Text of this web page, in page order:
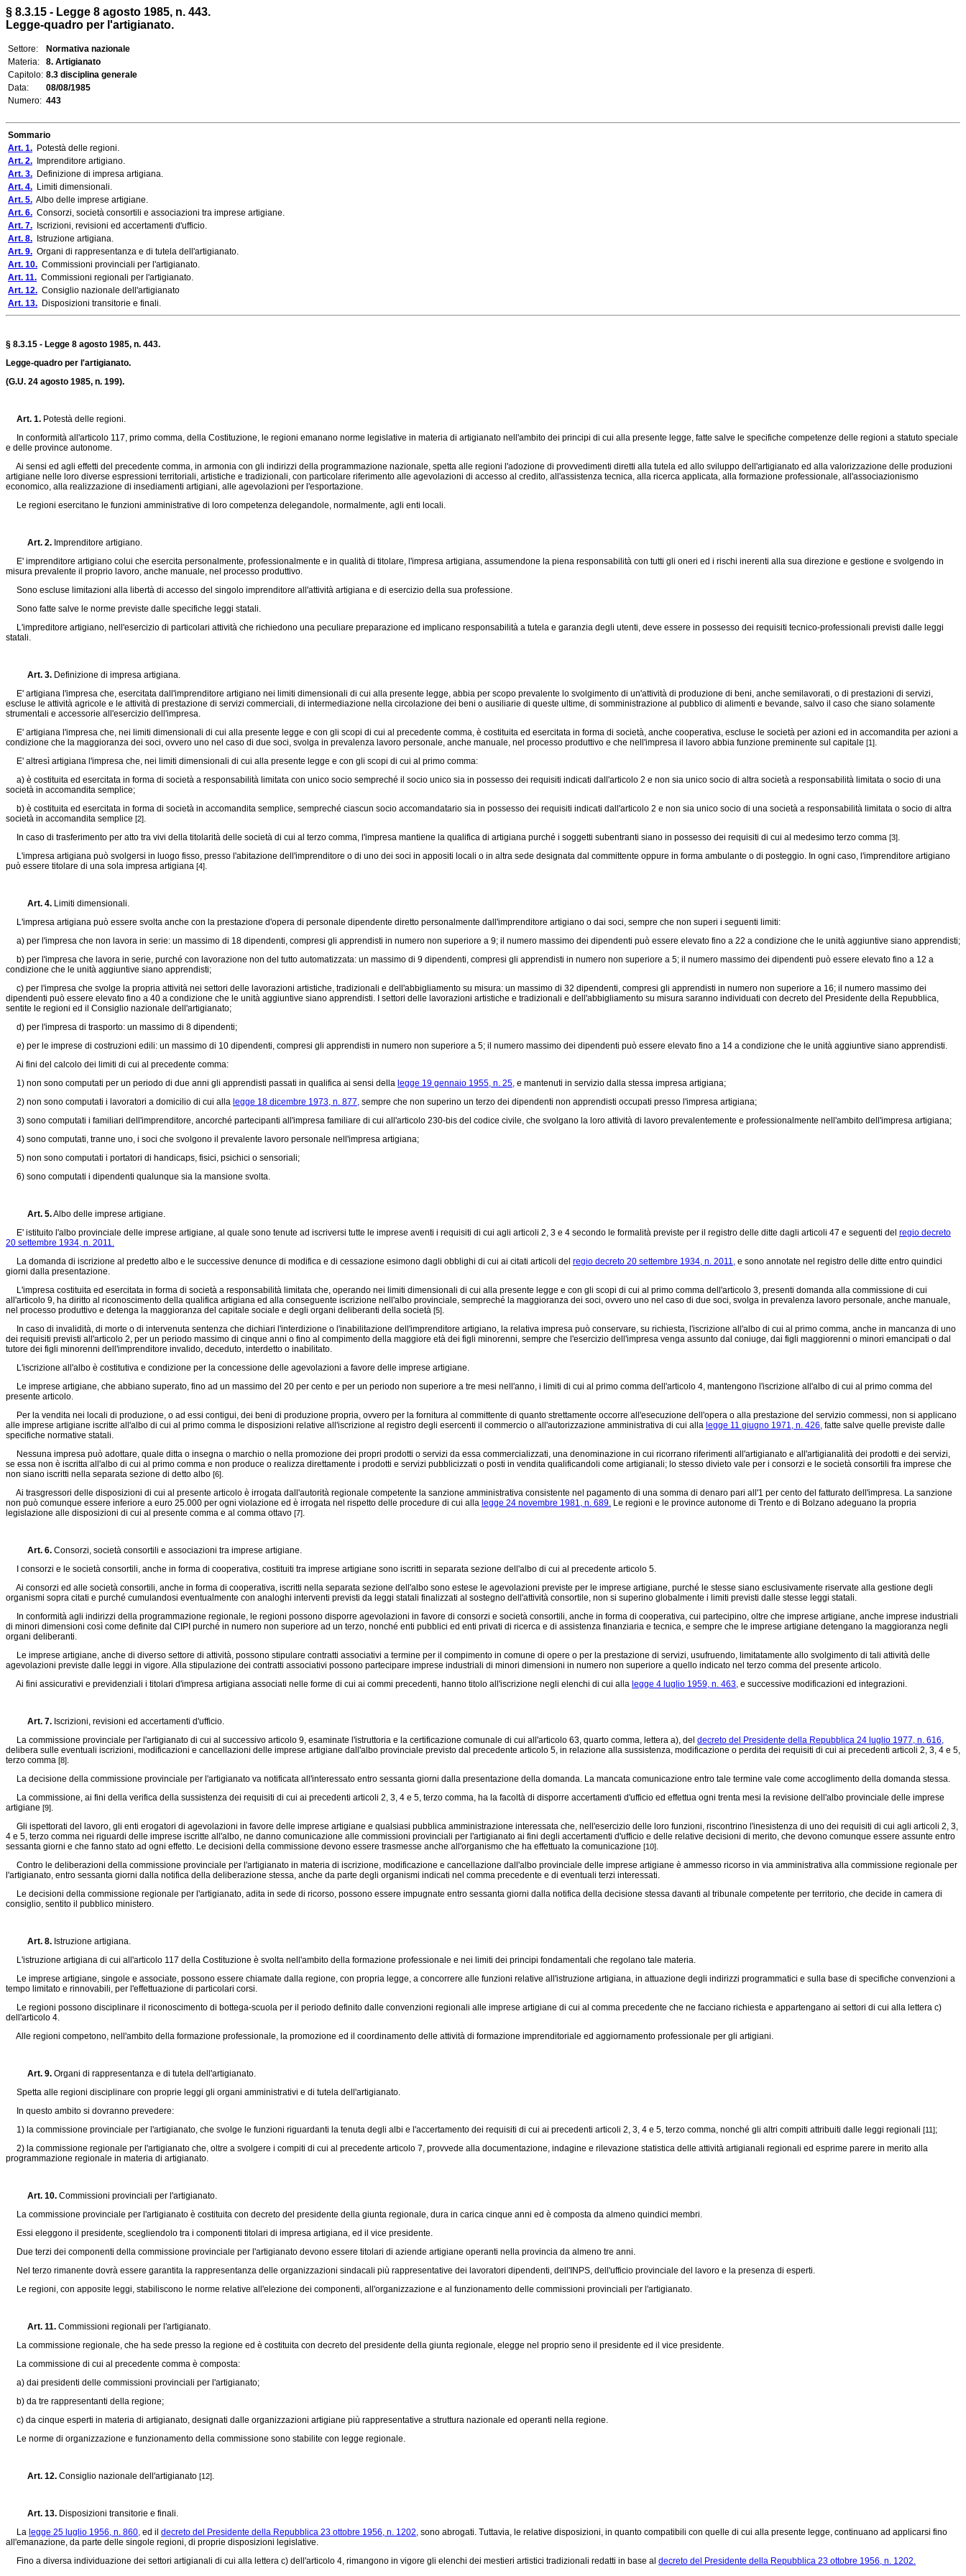
§ 8.3.15 - Legge 8 agosto 1985, n. 443.
Legge-quadro per l'artigianato.
Settore:
Normativa nazionale
Materia:
8. Artigianato
Capitolo: 8.3 disciplina generale
Data:
08/08/1985
Numero: 443
Sommario
Art. 1. Potestà delle regioni.
Art. 2. Imprenditore artigiano.
Art. 3. Definizione di impresa artigiana.
Art. 4. Limiti dimensionali.
Art. 5. Albo delle imprese artigiane.
Art. 6. Consorzi, società consortili e associazioni tra imprese artigiane.
Art. 7. Iscrizioni, revisioni ed accertamenti d'ufficio.
Art. 8. Istruzione artigiana.
Art. 9. Organi di rappresentanza e di tutela dell'artigianato.
Art. 10. Commissioni provinciali per l'artigianato.
Art. 11. Commissioni regionali per l'artigianato.
Art. 12. Consiglio nazionale dell'artigianato
Art. 13. Disposizioni transitorie e finali.
§ 8.3.15 - Legge 8 agosto 1985, n. 443.
Legge-quadro per l'artigianato.
(G.U. 24 agosto 1985, n. 199).
Art. 1. Potestà delle regioni.
In conformità all'articolo 117, primo comma, della Costituzione, le regioni emanano norme legislative in materia di artigianato nell'ambito dei principi di cui alla presente legge, fatte salve le specifiche competenze delle regioni a statuto speciale
e delle province autonome.
Ai sensi ed agli effetti del precedente comma, in armonia con gli indirizzi della programmazione nazionale, spetta alle regioni l'adozione di provvedimenti diretti alla tutela ed allo sviluppo dell'artigianato ed alla valorizzazione delle produzioni
artigiane nelle loro diverse espressioni territoriali, artistiche e tradizionali, con particolare riferimento alle agevolazioni di accesso al credito, all'assistenza tecnica, alla ricerca applicata, alla formazione professionale, all'associazionismo
economico, alla realizzazione di insediamenti artigiani, alle agevolazioni per l'esportazione.
Le regioni esercitano le funzioni amministrative di loro competenza delegandole, normalmente, agli enti locali.
Art. 2. Imprenditore artigiano.
E' imprenditore artigiano colui che esercita personalmente, professionalmente e in qualità di titolare, l'impresa artigiana, assumendone la piena responsabilità con tutti gli oneri ed i rischi inerenti alla sua direzione e gestione e svolgendo in
misura prevalente il proprio lavoro, anche manuale, nel processo produttivo.
Sono escluse limitazioni alla libertà di accesso del singolo imprenditore all'attività artigiana e di esercizio della sua professione.
Sono fatte salve le norme previste dalle specifiche leggi statali.
L'impreditore artigiano, nell'esercizio di particolari attività che richiedono una peculiare preparazione ed implicano responsabilità a tutela e garanzia degli utenti, deve essere in possesso dei requisiti tecnico-professionali previsti dalle leggi
statali.
Art. 3. Definizione di impresa artigiana.
E' artigiana l'impresa che, esercitata dall'imprenditore artigiano nei limiti dimensionali di cui alla presente legge, abbia per scopo prevalente lo svolgimento di un'attività di produzione di beni, anche semilavorati, o di prestazioni di servizi,
escluse le attività agricole e le attività di prestazione di servizi commerciali, di intermediazione nella circolazione dei beni o ausiliarie di queste ultime, di somministrazione al pubblico di alimenti e bevande, salvo il caso che siano solamente
strumentali e accessorie all'esercizio dell'impresa.
E' artigiana l'impresa che, nei limiti dimensionali di cui alla presente legge e con gli scopi di cui al precedente comma, è costituita ed esercitata in forma di società, anche cooperativa, escluse le società per azioni ed in accomandita per azioni a
condizione che la maggioranza dei soci, ovvero uno nel caso di due soci, svolga in prevalenza lavoro personale, anche manuale, nel processo produttivo e che nell'impresa il lavoro abbia funzione preminente sul capitale [1].
E' altresì artigiana l'impresa che, nei limiti dimensionali di cui alla presente legge e con gli scopi di cui al primo comma:
a) è costituita ed esercitata in forma di società a responsabilità limitata con unico socio sempreché il socio unico sia in possesso dei requisiti indicati dall'articolo 2 e non sia unico socio di altra società a responsabilità limitata o socio di una
società in accomandita semplice;
b) è costituita ed esercitata in forma di società in accomandita semplice, sempreché ciascun socio accomandatario sia in possesso dei requisiti indicati dall'articolo 2 e non sia unico socio di una società a responsabilità limitata o socio di altra
società in accomandita semplice [2].
In caso di trasferimento per atto tra vivi della titolarità delle società di cui al terzo comma, l'impresa mantiene la qualifica di artigiana purché i soggetti subentranti siano in possesso dei requisiti di cui al medesimo terzo comma [3].
L'impresa artigiana può svolgersi in luogo fisso, presso l'abitazione dell'imprenditore o di uno dei soci in appositi locali o in altra sede designata dal committente oppure in forma ambulante o di posteggio. In ogni caso, l'imprenditore artigiano
può essere titolare di una sola impresa artigiana [4].
Art. 4. Limiti dimensionali.
L'impresa artigiana può essere svolta anche con la prestazione d'opera di personale dipendente diretto personalmente dall'imprenditore artigiano o dai soci, sempre che non superi i seguenti limiti:
a) per l'impresa che non lavora in serie: un massimo di 18 dipendenti, compresi gli apprendisti in numero non superiore a 9; il numero massimo dei dipendenti può essere elevato fino a 22 a condizione che le unità aggiuntive siano apprendisti;
b) per l'impresa che lavora in serie, purché con lavorazione non del tutto automatizzata: un massimo di 9 dipendenti, compresi gli apprendisti in numero non superiore a 5; il numero massimo dei dipendenti può essere elevato fino a 12 a
condizione che le unità aggiuntive siano apprendisti;
c) per l'impresa che svolge la propria attività nei settori delle lavorazioni artistiche, tradizionali e dell'abbigliamento su misura: un massimo di 32 dipendenti, compresi gli apprendisti in numero non superiore a 16; il numero massimo dei
dipendenti può essere elevato fino a 40 a condizione che le unità aggiuntive siano apprendisti. I settori delle lavorazioni artistiche e tradizionali e dell'abbigliamento su misura saranno individuati con decreto del Presidente della Repubblica,
sentite le regioni ed il Consiglio nazionale dell'artigianato;
d) per l'impresa di trasporto: un massimo di 8 dipendenti;
e) per le imprese di costruzioni edili: un massimo di 10 dipendenti, compresi gli apprendisti in numero non superiore a 5; il numero massimo dei dipendenti può essere elevato fino a 14 a condizione che le unità aggiuntive siano apprendisti.
Ai fini del calcolo dei limiti di cui al precedente comma:
1) non sono computati per un periodo di due anni gli apprendisti passati in qualifica ai sensi della legge 19 gennaio 1955, n. 25, e mantenuti in servizio dalla stessa impresa artigiana;
2) non sono computati i lavoratori a domicilio di cui alla legge 18 dicembre 1973, n. 877, sempre che non superino un terzo dei dipendenti non apprendisti occupati presso l'impresa artigiana;
3) sono computati i familiari dell'imprenditore, ancorché partecipanti all'impresa familiare di cui all'articolo 230-bis del codice civile, che svolgano la loro attività di lavoro prevalentemente e professionalmente nell'ambito dell'impresa artigiana;
4) sono computati, tranne uno, i soci che svolgono il prevalente lavoro personale nell'impresa artigiana;
5) non sono computati i portatori di handicaps, fisici, psichici o sensoriali;
6) sono computati i dipendenti qualunque sia la mansione svolta.
Art. 5.Albo delle imprese artigiane.
E' istituito l'albo provinciale delle imprese artigiane, al quale sono tenute ad iscriversi tutte le imprese aventi i requisiti di cui agli articoli 2, 3 e 4 secondo le formalità previste per il registro delle ditte dagli articoli 47 e seguenti del regio decreto
20 settembre 1934, n. 2011.
La domanda di iscrizione al predetto albo e le successive denunce di modifica e di cessazione esimono dagli obblighi di cui ai citati articoli del regio decreto 20 settembre 1934, n. 2011, e sono annotate nel registro delle ditte entro quindici
giorni dalla presentazione.
L'impresa costituita ed esercitata in forma di società a responsabilità limitata che, operando nei limiti dimensionali di cui alla presente legge e con gli scopi di cui al primo comma dell'articolo 3, presenti domanda alla commissione di cui
all'articolo 9, ha diritto al riconoscimento della qualifica artigiana ed alla conseguente iscrizione nell'albo provinciale, sempreché la maggioranza dei soci, ovvero uno nel caso di due soci, svolga in prevalenza lavoro personale, anche manuale,
nel processo produttivo e detenga la maggioranza del capitale sociale e degli organi deliberanti della società [5].
In caso di invalidità, di morte o di intervenuta sentenza che dichiari l'interdizione o l'inabilitazione dell'imprenditore artigiano, la relativa impresa può conservare, su richiesta, l'iscrizione all'albo di cui al primo comma, anche in mancanza di uno
dei requisiti previsti all'articolo 2, per un periodo massimo di cinque anni o fino al compimento della maggiore età dei figli minorenni, sempre che l'esercizio dell'impresa venga assunto dal coniuge, dai figli maggiorenni o minori emancipati o dal
tutore dei figli minorenni dell'imprenditore invalido, deceduto, interdetto o inabilitato.
L'iscrizione all'albo è costitutiva e condizione per la concessione delle agevolazioni a favore delle imprese artigiane.
Le imprese artigiane, che abbiano superato, fino ad un massimo del 20 per cento e per un periodo non superiore a tre mesi nell'anno, i limiti di cui al primo comma dell'articolo 4, mantengono l'iscrizione all'albo di cui al primo comma del
presente articolo.
Per la vendita nei locali di produzione, o ad essi contigui, dei beni di produzione propria, ovvero per la fornitura al committente di quanto strettamente occorre all'esecuzione dell'opera o alla prestazione del servizio commessi, non si applicano
alle imprese artigiane iscritte all'albo di cui al primo comma le disposizioni relative all'iscrizione al registro degli esercenti il commercio o all'autorizzazione amministrativa di cui alla legge 11 giugno 1971, n. 426, fatte salve quelle previste dalle
specifiche normative statali.
Nessuna impresa può adottare, quale ditta o insegna o marchio o nella promozione dei propri prodotti o servizi da essa commercializzati, una denominazione in cui ricorrano riferimenti all'artigianato e all'artigianalità dei prodotti e dei servizi,
se essa non è iscritta all'albo di cui al primo comma e non produce o realizza direttamente i prodotti e servizi pubblicizzati o posti in vendita qualificandoli come artigianali; lo stesso divieto vale per i consorzi e le società consortili fra imprese che
non siano iscritti nella separata sezione di detto albo [6].
Ai trasgressori delle disposizioni di cui al presente articolo è irrogata dall'autorità regionale competente la sanzione amministrativa consistente nel pagamento di una somma di denaro pari all'1 per cento del fatturato dell'impresa. La sanzione
non può comunque essere inferiore a euro 25.000 per ogni violazione ed è irrogata nel rispetto delle procedure di cui alla legge 24 novembre 1981, n. 689. Le regioni e le province autonome di Trento e di Bolzano adeguano la propria
legislazione alle disposizioni di cui al presente comma e al comma ottavo [7].
Art. 6. Consorzi, società consortili e associazioni tra imprese artigiane.
I consorzi e le società consortili, anche in forma di cooperativa, costituiti tra imprese artigiane sono iscritti in separata sezione dell'albo di cui al precedente articolo 5.
Ai consorzi ed alle società consortili, anche in forma di cooperativa, iscritti nella separata sezione dell'albo sono estese le agevolazioni previste per le imprese artigiane, purché le stesse siano esclusivamente riservate alla gestione degli
organismi sopra citati e purché cumulandosi eventualmente con analoghi interventi previsti da leggi statali finalizzati al sostegno dell'attività consortile, non si superino globalmente i limiti previsti dalle stesse leggi statali.
In conformità agli indirizzi della programmazione regionale, le regioni possono disporre agevolazioni in favore di consorzi e società consortili, anche in forma di cooperativa, cui partecipino, oltre che imprese artigiane, anche imprese industriali
di minori dimensioni così come definite dal CIPI purché in numero non superiore ad un terzo, nonché enti pubblici ed enti privati di ricerca e di assistenza finanziaria e tecnica, e sempre che le imprese artigiane detengano la maggioranza negli
organi deliberanti.
Le imprese artigiane, anche di diverso settore di attività, possono stipulare contratti associativi a termine per il compimento in comune di opere o per la prestazione di servizi, usufruendo, limitatamente allo svolgimento di tali attività delle
agevolazioni previste dalle leggi in vigore. Alla stipulazione dei contratti associativi possono partecipare imprese industriali di minori dimensioni in numero non superiore a quello indicato nel terzo comma del presente articolo.
Ai fini assicurativi e previdenziali i titolari d'impresa artigiana associati nelle forme di cui ai commi precedenti, hanno titolo all'iscrizione negli elenchi di cui alla legge 4 luglio 1959, n. 463, e successive modificazioni ed integrazioni.
Art. 7. Iscrizioni, revisioni ed accertamenti d'ufficio.
La commissione provinciale per l'artigianato di cui al successivo articolo 9, esaminate l'istruttoria e la certificazione comunale di cui all'articolo 63, quarto comma, lettera a), del decreto del Presidente della Repubblica 24 luglio 1977, n. 616,
delibera sulle eventuali iscrizioni, modificazioni e cancellazioni delle imprese artigiane dall'albo provinciale previsto dal precedente articolo 5, in relazione alla sussistenza, modificazione o perdita dei requisiti di cui ai precedenti articoli 2, 3, 4 e 5,
terzo comma [8].
La decisione della commissione provinciale per l'artigianato va notificata all'interessato entro sessanta giorni dalla presentazione della domanda. La mancata comunicazione entro tale termine vale come accoglimento della domanda stessa.
La commissione, ai fini della verifica della sussistenza dei requisiti di cui ai precedenti articoli 2, 3, 4 e 5, terzo comma, ha la facoltà di disporre accertamenti d'ufficio ed effettua ogni trenta mesi la revisione dell'albo provinciale delle imprese
artigiane [9].
Gli ispettorati del lavoro, gli enti erogatori di agevolazioni in favore delle imprese artigiane e qualsiasi pubblica amministrazione interessata che, nell'esercizio delle loro funzioni, riscontrino l'inesistenza di uno dei requisiti di cui agli articoli 2, 3,
4 e 5, terzo comma nei riguardi delle imprese iscritte all'albo, ne danno comunicazione alle commissioni provinciali per l'artigianato ai fini degli accertamenti d'ufficio e delle relative decisioni di merito, che devono comunque essere assunte entro
sessanta giorni e che fanno stato ad ogni effetto. Le decisioni della commissione devono essere trasmesse anche all'organismo che ha effettuato la comunicazione [10].
Contro le deliberazioni della commissione provinciale per l'artigianato in materia di iscrizione, modificazione e cancellazione dall'albo provinciale delle imprese artigiane è ammesso ricorso in via amministrativa alla commissione regionale per
l'artigianato, entro sessanta giorni dalla notifica della deliberazione stessa, anche da parte degli organismi indicati nel comma precedente e di eventuali terzi interessati.
Le decisioni della commissione regionale per l'artigianato, adita in sede di ricorso, possono essere impugnate entro sessanta giorni dalla notifica della decisione stessa davanti al tribunale competente per territorio, che decide in camera di
consiglio, sentito il pubblico ministero.
Art. 8. Istruzione artigiana.
L'istruzione artigiana di cui all'articolo 117 della Costituzione è svolta nell'ambito della formazione professionale e nei limiti dei principi fondamentali che regolano tale materia.
Le imprese artigiane, singole e associate, possono essere chiamate dalla regione, con propria legge, a concorrere alle funzioni relative all'istruzione artigiana, in attuazione degli indirizzi programmatici e sulla base di specifiche convenzioni a
tempo limitato e rinnovabili, per l'effettuazione di particolari corsi.
Le regioni possono disciplinare il riconoscimento di bottega-scuola per il periodo definito dalle convenzioni regionali alle imprese artigiane di cui al comma precedente che ne facciano richiesta e appartengano ai settori di cui alla lettera c)
dell'articolo 4.
Alle regioni competono, nell'ambito della formazione professionale, la promozione ed il coordinamento delle attività di formazione imprenditoriale ed aggiornamento professionale per gli artigiani.
Art. 9. Organi di rappresentanza e di tutela dell'artigianato.
Spetta alle regioni disciplinare con proprie leggi gli organi amministrativi e di tutela dell'artigianato.
In questo ambito si dovranno prevedere:
1) la commissione provinciale per l'artigianato, che svolge le funzioni riguardanti la tenuta degli albi e l'accertamento dei requisiti di cui ai precedenti articoli 2, 3, 4 e 5, terzo comma, nonché gli altri compiti attribuiti dalle leggi regionali [11];
2) la commissione regionale per l'artigianato che, oltre a svolgere i compiti di cui al precedente articolo 7, provvede alla documentazione, indagine e rilevazione statistica delle attività artigianali regionali ed esprime parere in merito alla
programmazione regionale in materia di artigianato.
Art. 10. Commissioni provinciali per l'artigianato.
La commissione provinciale per l'artigianato è costituita con decreto del presidente della giunta regionale, dura in carica cinque anni ed è composta da almeno quindici membri.
Essi eleggono il presidente, scegliendolo tra i componenti titolari di impresa artigiana, ed il vice presidente.
Due terzi dei componenti della commissione provinciale per l'artigianato devono essere titolari di aziende artigiane operanti nella provincia da almeno tre anni.
Nel terzo rimanente dovrà essere garantita la rappresentanza delle organizzazioni sindacali più rappresentative dei lavoratori dipendenti, dell'INPS, dell'ufficio provinciale del lavoro e la presenza di esperti.
Le regioni, con apposite leggi, stabiliscono le norme relative all'elezione dei componenti, all'organizzazione e al funzionamento delle commissioni provinciali per l'artigianato.
Art. 11. Commissioni regionali per l'artigianato.
La commissione regionale, che ha sede presso la regione ed è costituita con decreto del presidente della giunta regionale, elegge nel proprio seno il presidente ed il vice presidente.
La commissione di cui al precedente comma è composta:
a) dai presidenti delle commissioni provinciali per l'artigianato;
b) da tre rappresentanti della regione;
c) da cinque esperti in materia di artigianato, designati dalle organizzazioni artigiane più rappresentative a struttura nazionale ed operanti nella regione.
Le norme di organizzazione e funzionamento della commissione sono stabilite con legge regionale.
Art. 12. Consiglio nazionale dell'artigianato [12].
Art. 13. Disposizioni transitorie e finali.
La legge 25 luglio 1956, n. 860, ed il decreto del Presidente della Repubblica 23 ottobre 1956, n. 1202, sono abrogati. Tuttavia, le relative disposizioni, in quanto compatibili con quelle di cui alla presente legge, continuano ad applicarsi fino
all'emanazione, da parte delle singole regioni, di proprie disposizioni legislative.
Fino a diversa individuazione dei settori artigianali di cui alla lettera c) dell'articolo 4, rimangono in vigore gli elenchi dei mestieri artistici tradizionali redatti in base al decreto del Presidente della Repubblica 23 ottobre 1956, n. 1202.